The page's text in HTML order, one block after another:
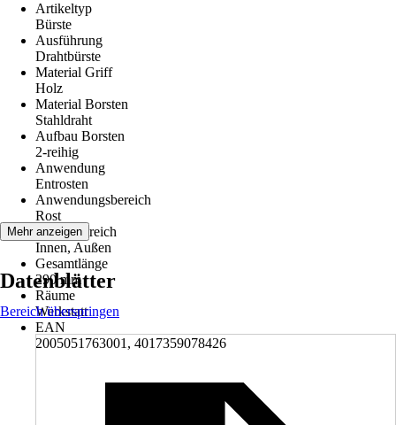
Artikeltyp
Bürste
Ausführung
Drahtbürste
Material Griff
Holz
Material Borsten
Stahldraht
Aufbau Borsten
2-reihig
Anwendung
Entrosten
Anwendungsbereich
Rost
Einsatzbereich
Innen, Außen
Gesamtlänge
290 mm
Räume
Werkstatt
EAN
2005051763001, 4017359078426
Mehr anzeigen
Datenblätter
Bereich überspringen